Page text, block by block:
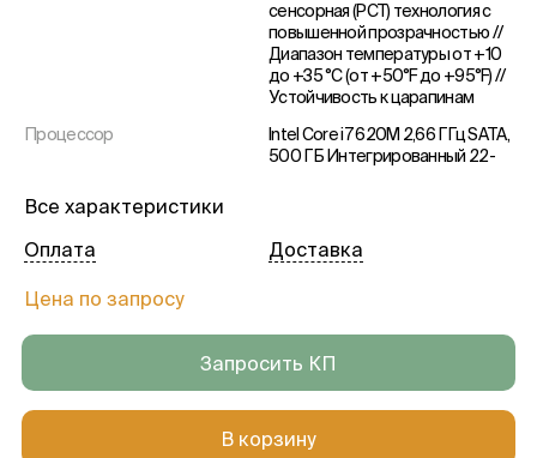
сенсорная (PCT) технология с
повышенной прозрачностью //
Диапазон температуры от +10
до +35 °C (от +50°F до +95°F) //
Устойчивость к царапинам
Процессор
Intel Core i7 620M 2,66 ГГц SATA,
500 ГБ Интегрированный 22-
Видеосигналы
PAL 576i50, NTSC 480i60,
Порты
Gigabit Ethernet, 5 × USB 2.0, 1 ×
выравнивание потенциалов
Видеовход
1 × Y/C, 1 × HD-SDI
1 × VGA, 2 × HDMI
Все характеристики
Цена по запросу
Оплата Доставка
Запросить КП
В корзину